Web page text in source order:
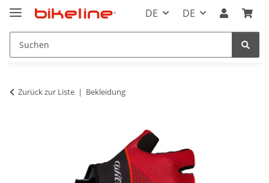
DE DE
Zurück zur Liste Bekleidung